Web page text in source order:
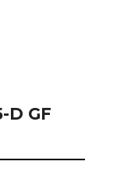
D GF